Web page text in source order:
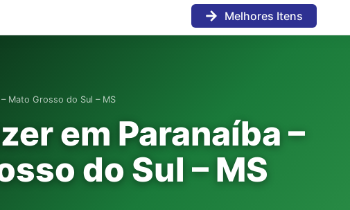
Melhores Itens
Mato Grosso do Sul – MS
em Paranaíba –
do Sul – MS